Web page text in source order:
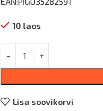
10 laos
Lisa soovikorvi